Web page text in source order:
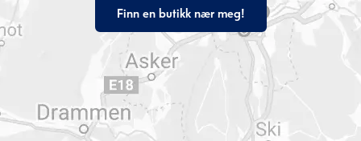
Finn en butikk nær meg!